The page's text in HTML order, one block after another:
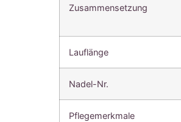
Zusammensetzung
Lauflänge
Nadel-Nr.
Pflegemerkmale